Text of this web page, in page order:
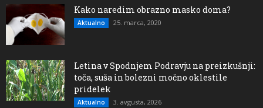
Kako naredim obrazno masko doma?
Aktualno 25. marca, 2020
Letina v Spodnjem Podravju na preizkušnji:
toča, suša in bolezni močno oklestile
pridelek
Aktualno 3. avgusta, 2026